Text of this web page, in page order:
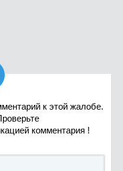
к этой жалобе.
комментария !